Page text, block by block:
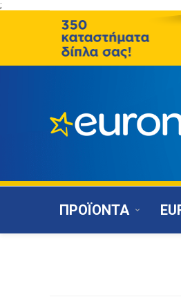
;
ΠΡΟΪΟΝΤΑ